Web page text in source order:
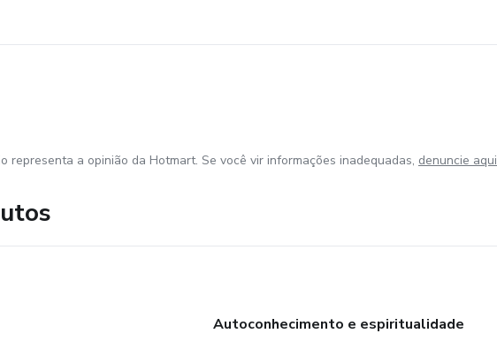
representa a opinião da Hotmart. Se você vir informações inadequadas, denuncie aqui
Autoconhecimento e espiritualidade